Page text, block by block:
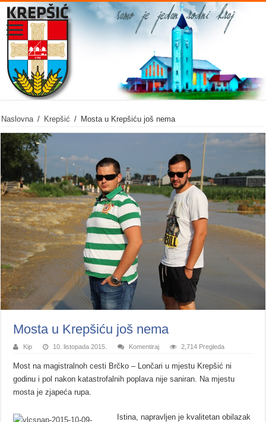
Naslovna / Krepšić / Mosta u Krepšiću još nema
Mosta u Krepšiću još nema
Kip 10. listopada 2015. Komentiraj 2,714 Pregleda
Most na magistralnoh cesti Brčko – Lončari u mjestu Krepšić ni
godinu i pol nakon katastrofalnih poplava nije saniran. Na mjestu
mosta je zjapeća rupa.
Istina, napravljen je kvalitetan obilazak